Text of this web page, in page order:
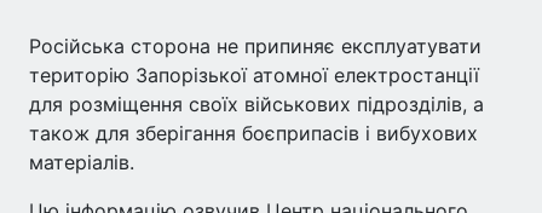
Російська сторона не припиняє експлуатувати
територію Запорізької атомної електростанції
для розміщення своїх військових підрозділів, а
також для зберігання боєприпасів і вибухових
матеріалів.